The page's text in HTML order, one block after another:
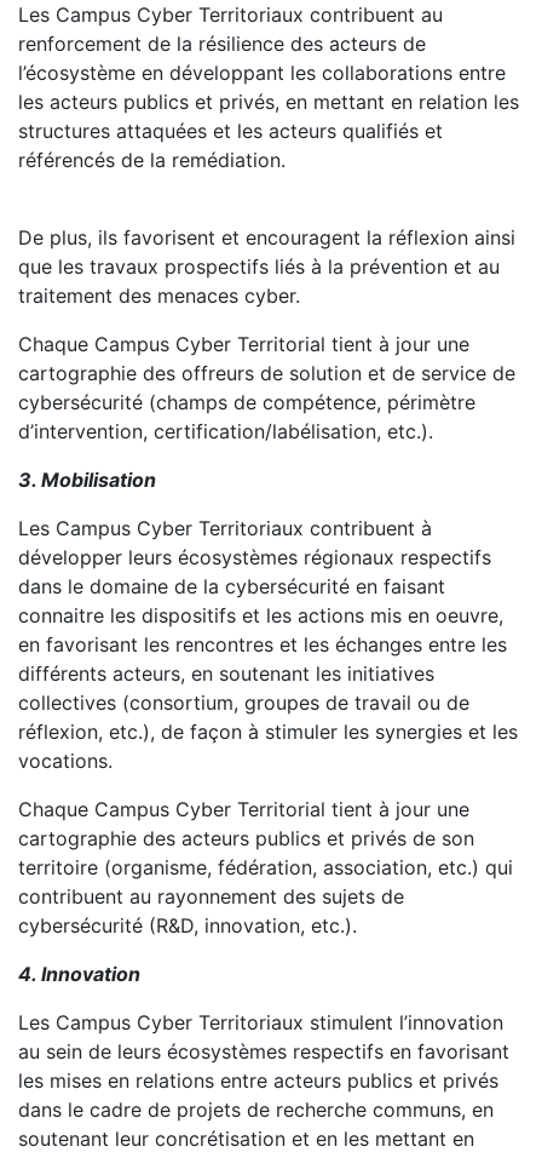
Les Campus Cyber Territoriaux contribuent au
renforcement de la résilience des acteurs de
l’écosystème en développant les collaborations entre
les acteurs publics et privés, en mettant en relation les
structures attaquées et les acteurs qualifiés et
référencés de la remédiation.
De plus, ils favorisent et encouragent la réflexion ainsi
que les travaux prospectifs liés à la prévention et au
traitement des menaces cyber.
Chaque Campus Cyber Territorial tient à jour une
cartographie des offreurs de solution et de service de
cybersécurité (champs de compétence, périmètre
d’intervention, certification/labélisation, etc.).
3. Mobilisation
Les Campus Cyber Territoriaux contribuent à
développer leurs écosystèmes régionaux respectifs
dans le domaine de la cybersécurité en faisant
connaitre les dispositifs et les actions mis en oeuvre,
en favorisant les rencontres et les échanges entre les
différents acteurs, en soutenant les initiatives
collectives (consortium, groupes de travail ou de
réflexion, etc.), de façon à stimuler les synergies et les
vocations.
Chaque Campus Cyber Territorial tient à jour une
cartographie des acteurs publics et privés de son
territoire (organisme, fédération, association, etc.) qui
contribuent au rayonnement des sujets de
cybersécurité (R&D, innovation, etc.).
4. Innovation
Les Campus Cyber Territoriaux stimulent l’innovation
au sein de leurs écosystèmes respectifs en favorisant
les mises en relations entre acteurs publics et privés
dans le cadre de projets de recherche communs, en
soutenant leur concrétisation et en les mettant en